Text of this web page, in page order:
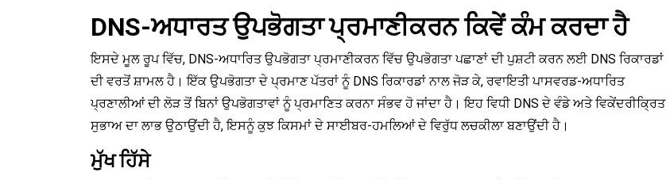
DNS-ਅਧਾਰਤ ਉਪਭੋਗਤਾ ਪ੍ਰਮਾਣੀਕਰਨ ਕਿਵੇਂ ਕੰਮ ਕਰਦਾ ਹੈ
ਇਸਦੇ ਮੂਲ ਰੂਪ ਵਿੱਚ, DNS-ਅਧਾਰਿਤ ਉਪਭੋਗਤਾ ਪ੍ਰਮਾਣੀਕਰਨ ਵਿੱਚ ਉਪਭੋਗਤਾ ਪਛਾਣਾਂ ਦੀ ਪੁਸ਼ਟੀ ਕਰਨ ਲਈ DNS ਰਿਕਾਰਡਾਂ
ਦੀ ਵਰਤੋਂ ਸ਼ਾਮਲ ਹੈ। ਇੱਕ ਉਪਭੋਗਤਾ ਦੇ ਪ੍ਰਮਾਣ ਪੱਤਰਾਂ ਨੂੰ DNS ਰਿਕਾਰਡਾਂ ਨਾਲ ਜੋੜ ਕੇ, ਰਵਾਇਤੀ ਪਾਸਵਰਡ-ਅਧਾਰਿਤ
ਪ੍ਰਣਾਲੀਆਂ ਦੀ ਲੋੜ ਤੋਂ ਬਿਨਾਂ ਉਪਭੋਗਤਾਵਾਂ ਨੂੰ ਪ੍ਰਮਾਣਿਤ ਕਰਨਾ ਸੰਭਵ ਹੋ ਜਾਂਦਾ ਹੈ। ਇਹ ਵਿਧੀ DNS ਦੇ ਵੰਡੇ ਅਤੇ ਵਿਕੇਂਦਰੀਕ੍ਰਿਤ
ਸੁਭਾਅ ਦਾ ਲਾਭ ਉਠਾਉਂਦੀ ਹੈ, ਇਸਨੂੰ ਕੁਝ ਕਿਸਮਾਂ ਦੇ ਸਾਈਬਰ-ਹਮਲਿਆਂ ਦੇ ਵਿਰੁੱਧ ਲਚਕੀਲਾ ਬਣਾਉਂਦੀ ਹੈ।
ਮੁੱਖ ਹਿੱਸੇ